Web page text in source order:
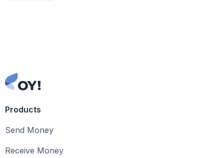
Products
Send Money
Receive Money